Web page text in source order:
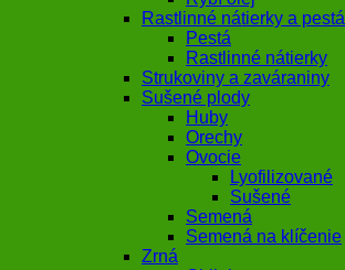
Rastlinné nátierky a pestá
Pestá
Rastlinné nátierky
Strukoviny a zaváraniny
Sušené plody
Huby
Orechy
Ovocie
Lyofilizované
Sušené
Semená
Semená na klíčenie
Zrná